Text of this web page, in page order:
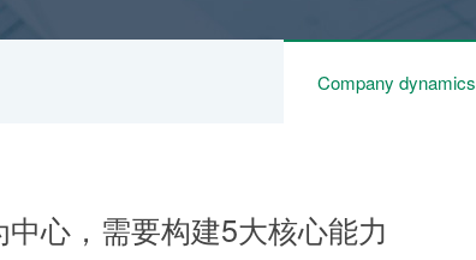
Company dynamics
心，需要构建5大核心能力